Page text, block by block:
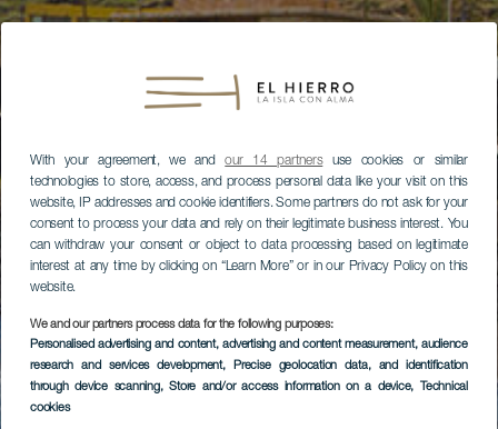
With your agreement, we andour 14 partnersuse cookies or similar
technologies to store, access, and process personal data like your visit on this
website, IP addresses and cookie identifiers. Some partners do not ask for your
consent to process your data and rely on their legitimate business interest. You
can withdraw your consent or object to data processing based on legitimate
interest at any time by clicking on “Learn More” or in our Privacy Policy on this
website.
We and our partners process data for the following purposes:
Personalised advertising and content, advertising and content measurement, audience
research and services development, Precise geolocation data, and identification
through device scanning, Store and/or access information on a device, Technical
cookies